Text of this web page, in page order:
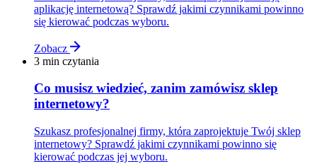
aplikację internetową? Sprawdź jakimi czynnikami powinno
się kierować podczas wyboru.
Zobacz
3 min czytania
Co musisz wiedzieć, zanim zamówisz sklep
internetowy?
Szukasz profesjonalnej firmy, która zaprojektuje Twój sklep
internetowy? Sprawdź jakimi czynnikami powinno się
kierować podczas jej wyboru.